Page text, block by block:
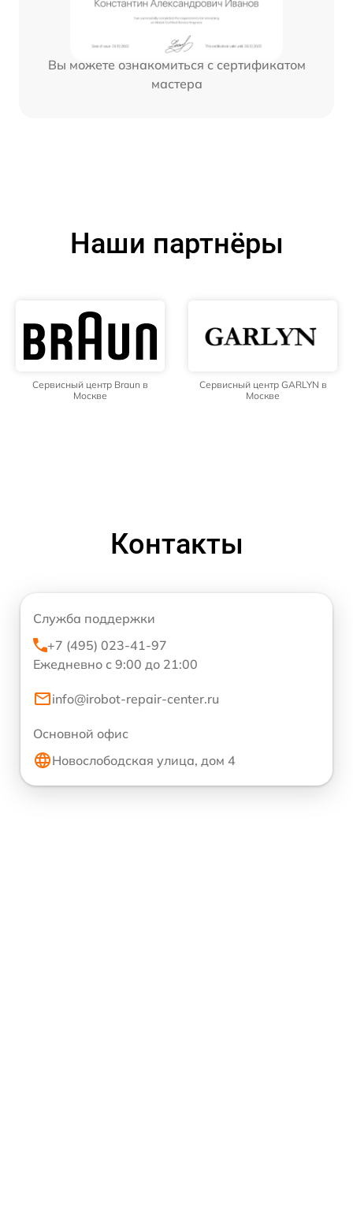
Вы можете ознакомиться с сертификатом
мастера
Наши партнёры
Сервисный центр Braun в
Москве
Сервисный центр GARLYN в
Москве
Контакты
Служба поддержки
+7 (495) 023-41-97
Ежедневно с 9:00 до 21:00
info@irobot-repair-center.ru
Основной офис
Новослободская улица, дом 4